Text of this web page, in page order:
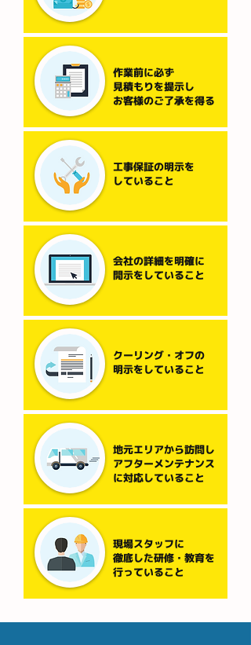
作業前に必ず
見積もりを提示し
お客様のご了承を得る
工事保証の明示を
していること
会社の詳細を明確に
開示をしていること
クーリング・オフの
明示をしていること
地元エリアから訪問し
アフターメンテナンス
に対応していること
現場スタッフに
徹底した研修・教育を
行っていること